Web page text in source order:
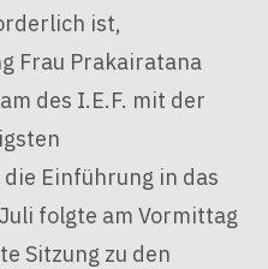
ist,
Frau Prakairatana
des I.E.F. mit der
die Einführung in das
folgte am Vormittag
Sitzung zu den